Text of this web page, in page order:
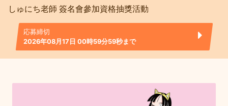
しゅにち老師 簽名會參加資格抽獎活動
応募締切
2026年08月17日 00時59分59秒まで